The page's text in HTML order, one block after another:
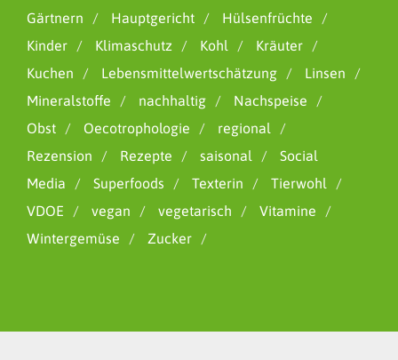
Gärtnern
Hauptgericht
Hülsenfrüchte
Kinder
Klimaschutz Kohl
Kräuter
Kuchen
Lebensmittelwertschätzung
Linsen
Mineralstoffe
nachhaltig
Nachspeise
Obst
Oecotrophologie
regional
Rezension
Rezepte saisonal
Social
Media
Superfoods Texterin
Tierwohl
VDOE
vegan vegetarisch
Vitamine
Wintergemüse
Zucker